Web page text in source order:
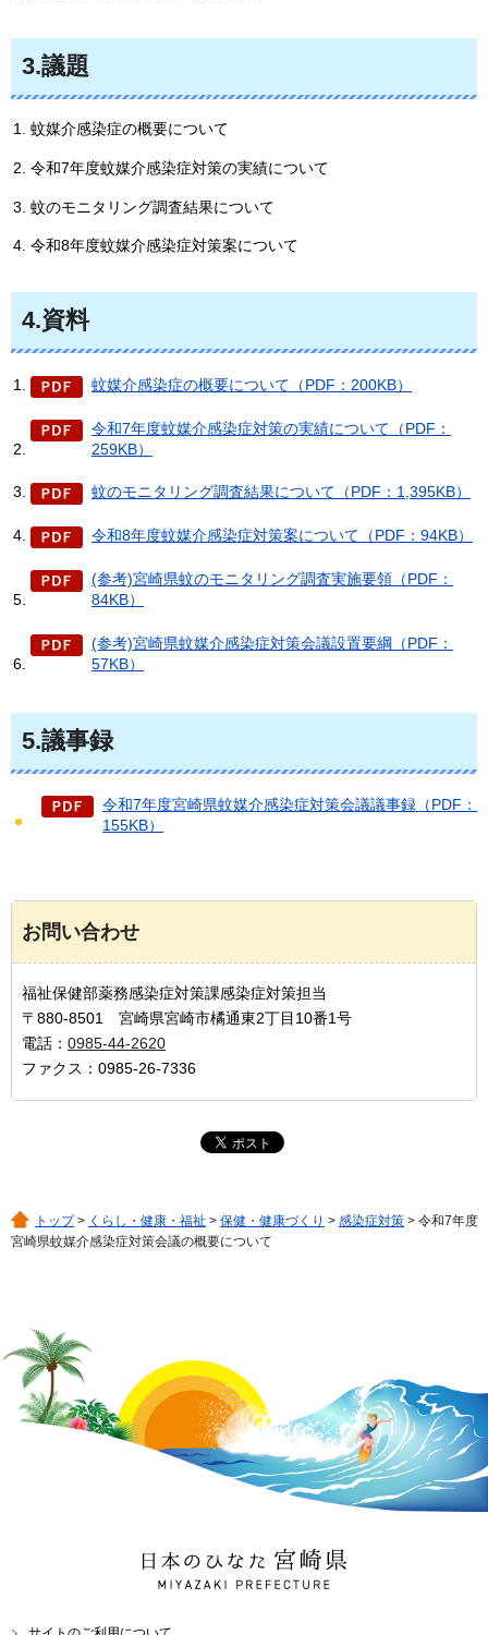
3.議題
蚊媒介感染症の概要について
令和7年度蚊媒介感染症対策の実績について
蚊のモニタリング調査結果について
令和8年度蚊媒介感染症対策案について
4.資料
蚊媒介感染症の概要について（PDF：200KB）
令和7年度蚊媒介感染症対策の実績について（PDF：
259KB）
蚊のモニタリング調査結果について（PDF：1,395KB）
令和8年度蚊媒介感染症対策案について（PDF：94KB）
(参考)宮崎県蚊のモニタリング調査実施要領（PDF：
84KB）
(参考)宮崎県蚊媒介感染症対策会議設置要綱（PDF：
57KB）
5.議事録
令和7年度宮崎県蚊媒介感染症対策会議議事録（PDF：
155KB）
お問い合わせ
福祉保健部薬務感染症対策課感染症対策担当
〒880-8501 宮崎県宮崎市橘通東2丁目10番1号
電話： 0985-44-2620
ファクス：0985-26-7336
トップ> くらし・健康・福祉 > 保健・健康づくり > 感染症対策 > 令和7年度
宮崎県蚊媒介感染症対策会議の概要について
日本のひなた 宮崎県
MIYAZAKI PREFECTURE